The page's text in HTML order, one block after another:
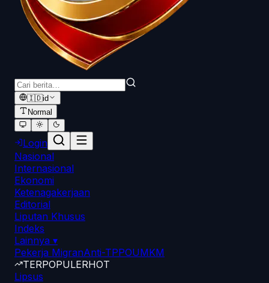
🇮🇩id
Normal
Login
Nasional
Internasional
Ekonomi
Ketenagakerjaan
Editorial
Liputan Khusus
Indeks
Lainnya ▾
Pekerja MigranAnti-TPPOUMKM
TERPOPULERHOT
Lipsus